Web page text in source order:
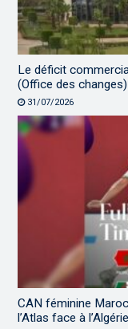
Le déficit
(Office des changes)
31/07/2026
CAN féminine
l’Atlas face à